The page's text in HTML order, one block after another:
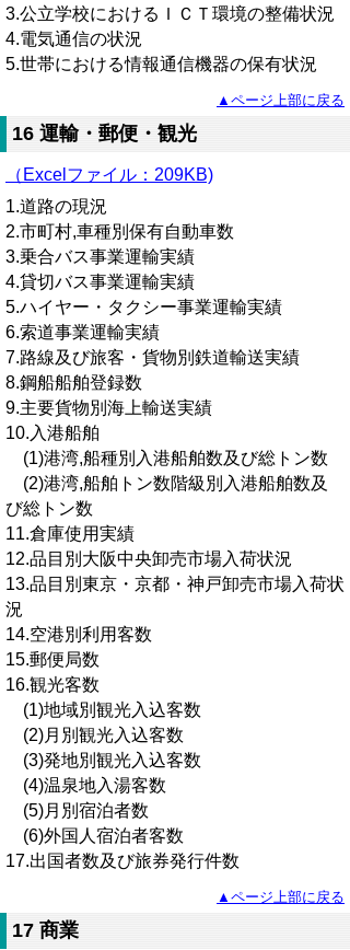
3.公立学校におけるＩＣＴ環境の整備状況
4.電気通信の状況
5.世帯における情報通信機器の保有状況
▲ページ上部に戻る
16 運輸・郵便・観光
（Excelファイル：209KB)
1.道路の現況
2.市町村,車種別保有自動車数
3.乗合バス事業運輸実績
4.貸切バス事業運輸実績
5.ハイヤー・タクシー事業運輸実績
6.索道事業運輸実績
7.路線及び旅客・貨物別鉄道輸送実績
8.鋼船船舶登録数
9.主要貨物別海上輸送実績
10.入港船舶
(1)港湾,船種別入港船舶数及び総トン数
(2)港湾,船舶トン数階級別入港船舶数及
び総トン数
11.倉庫使用実績
12.品目別大阪中央卸売市場入荷状況
13.品目別東京・京都・神戸卸売市場入荷状
況
14.空港別利用客数
15.郵便局数
16.観光客数
(1)地域別観光入込客数
(2)月別観光入込客数
(3)発地別観光入込客数
(4)温泉地入湯客数
(5)月別宿泊者数
(6)外国人宿泊者客数
17.出国者数及び旅券発行件数
▲ページ上部に戻る
17 商業